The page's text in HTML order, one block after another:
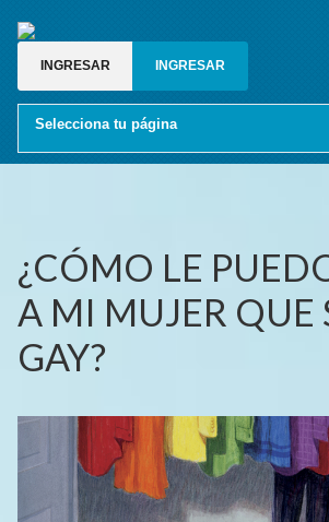
INGRESAR INGRESAR
Selecciona tu página
Relatos gay
Blog gay
Grupos de whatsapp gay
¿CÓMO LE
A MI MUJER QUE
GAY?